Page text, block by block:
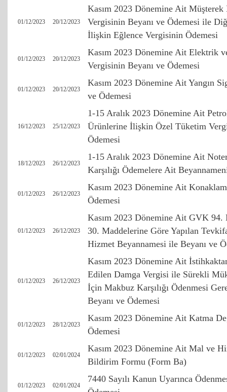
01/12/2023 20/12/2023
Kasım 2023 Dönemine Ait
Vergisinin Beyanı ve Ödemesi ile
İlişkin Eğlence Vergisinin Ödemesi
01/12/2023 20/12/2023
Kasım 2023 Dönemine Ait Elektrik
Vergisinin Beyanı ve Ödemesi
01/12/2023 20/12/2023
Kasım 2023 Dönemine Ait Yangın
ve Ödemesi
16/12/2023 25/12/2023
1-15 Aralık 2023 Dönemine Ait
Ürünlerine İlişkin Özel Tüketim
Ödemesi
18/12/2023 26/12/2023
1-15 Aralık 2023 Dönemine Ait
Karşılığı Ödemelere Ait
01/12/2023 26/12/2023
Kasım 2023 Dönemine Ait
Ödemesi
01/12/2023 26/12/2023
Kasım 2023 Dönemine Ait GVK
30. Maddelerine Göre Yapılan
Hizmet Beyannamesi ile Beyanı ve
01/12/2023 26/12/2023
Kasım 2023 Dönemine Ait
Edilen Damga Vergisi ile Sürekli
İçin Makbuz Karşılığı Ödenmesi
Beyanı ve Ödemesi
01/12/2023 28/12/2023
Kasım 2023 Dönemine Ait Katma
Ödemesi
01/12/2023 02/01/2024
Kasım 2023 Dönemine Ait Mal ve
Bildirim Formu (Form Ba)
01/12/2023 02/01/2024
7440 Sayılı Kanun Uyarınca